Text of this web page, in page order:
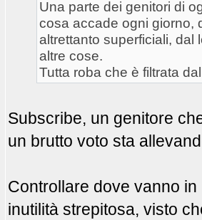
Una parte dei genitori di
cosa accade ogni giorno,
altrettanto superficiali, dal
altre cose.
Tutta roba che è filtrata
Subscribe, un genitore
un brutto voto sta
Controllare dove vanno
inutilità strepitosa, visto